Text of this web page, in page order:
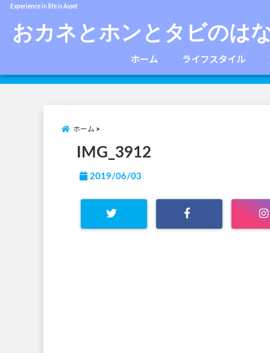
Experience in life is Asset
おカネとホンとタビのは
ホーム ライフスタイル
ホーム
IMG_3912
2019/06/03